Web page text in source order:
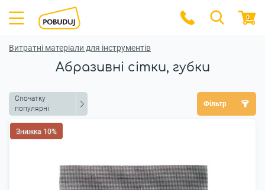
0
Витратні матеріали для інструментів
Абразивні сітки, губки
Спочатку
популярні
Фільтр
Знижка 10%